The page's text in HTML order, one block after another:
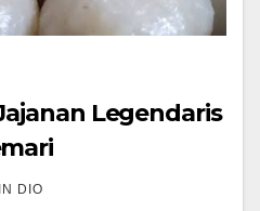
Legendaris
DIO